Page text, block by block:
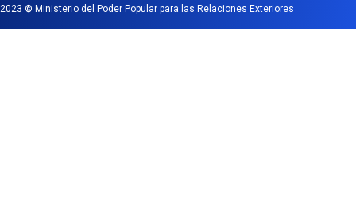
2023 © Ministerio del Poder Popular para las Relaciones Exteriores